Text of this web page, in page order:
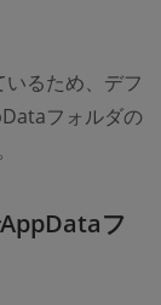
るため、デフ
フォルダの
AppDataフ